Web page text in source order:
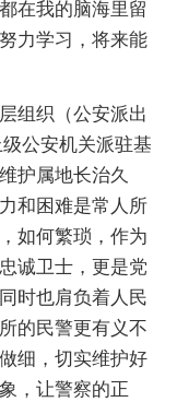
在我的脑海里留
力学习，将来能
组织（公安派出
公安机关派驻基
护属地长治久
和困难是常人所
如何繁琐，作为
诚卫士，更是党
时也肩负着人民
的民警更有义不
细，切实维护好
，让警察的正